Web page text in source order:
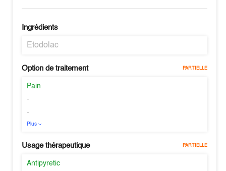
Ingrédients
Etodolac
Option de traitement PARTIELLE
Pain
-
-
Plus
Usage thérapeutique PARTIELLE
Antipyretic